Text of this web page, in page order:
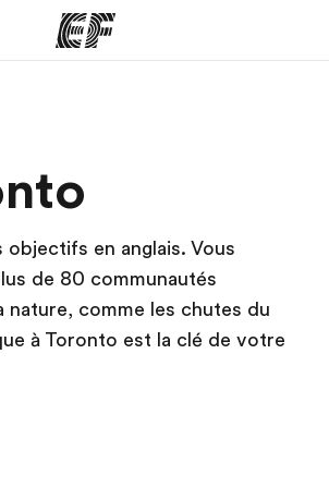
Trouver un bureau
en anglais. Vous
de 80 communautés
comme les chutes du
à Toronto est la clé de votre